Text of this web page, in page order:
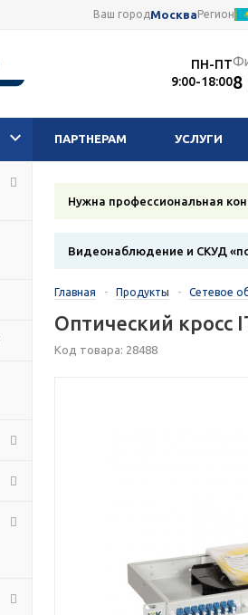
Ваш городМоскваРегион
ПН-ПТ
9:00-18:008
ПАРТНЕРАМ УСЛУГИ
Нужна профессиональная
Видеонаблюдение и СКУД
Главная - Продукты - Сетевое
Оптический кросс
Код товара: 28488